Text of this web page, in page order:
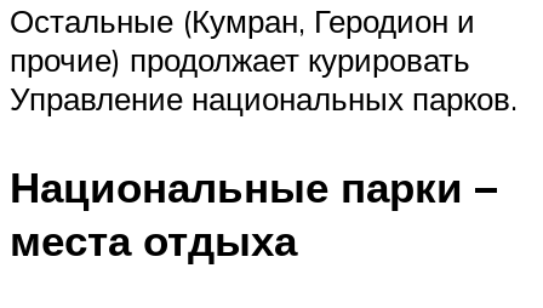
Остальные (Кумран, Геродион и
прочие) продолжает курировать
Управление национальных парков.
Национальные парки –
места отдыха